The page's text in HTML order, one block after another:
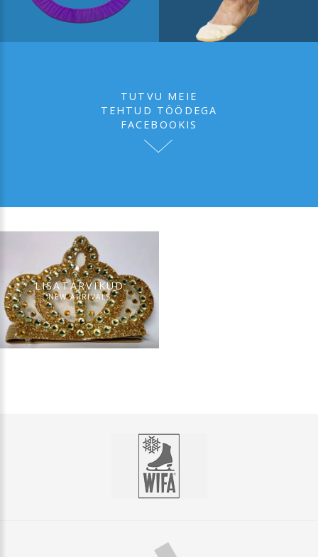
TUTVU MEIE
TEHTUD TÖÖDEGA
FACEBOOKIS
LISATARVIKUD
NEW ARRIVALS